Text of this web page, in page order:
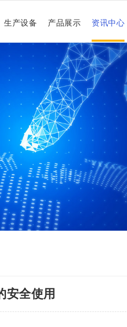
生产设备 产品展示 资讯中心
安全使用